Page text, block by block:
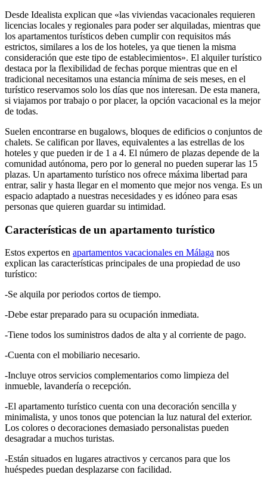
Desde Idealista explican que «las viviendas vacacionales requieren
licencias locales y regionales para poder ser alquiladas, mientras que
los apartamentos turísticos deben cumplir con requisitos más
estrictos, similares a los de los hoteles, ya que tienen la misma
consideración que este tipo de establecimientos». El alquiler turístico
destaca por la flexibilidad de fechas porque mientras que en el
tradicional necesitamos una estancia mínima de seis meses, en el
turístico reservamos solo los días que nos interesan. De esta manera,
si viajamos por trabajo o por placer, la opción vacacional es la mejor
de todas.
Suelen encontrarse en bugalows, bloques de edificios o conjuntos de
chalets. Se califican por llaves, equivalentes a las estrellas de los
hoteles y que pueden ir de 1 a 4. El número de plazas depende de la
comunidad autónoma, pero por lo general no pueden superar las 15
plazas. Un apartamento turístico nos ofrece máxima libertad para
entrar, salir y hasta llegar en el momento que mejor nos venga. Es un
espacio adaptado a nuestras necesidades y es idóneo para esas
personas que quieren guardar su intimidad.
Características de un apartamento turístico
Estos expertos en apartamentos vacacionales en Málaga nos
explican las características principales de una propiedad de uso
turístico:
-Se alquila por periodos cortos de tiempo.
-Debe estar preparado para su ocupación inmediata.
-Tiene todos los suministros dados de alta y al corriente de pago.
-Cuenta con el mobiliario necesario.
-Incluye otros servicios complementarios como limpieza del
inmueble, lavandería o recepción.
-El apartamento turístico cuenta con una decoración sencilla y
minimalista, y unos tonos que potencian la luz natural del exterior.
Los colores o decoraciones demasiado personalistas pueden
desagradar a muchos turistas.
-Están situados en lugares atractivos y cercanos para que los
huéspedes puedan desplazarse con facilidad.